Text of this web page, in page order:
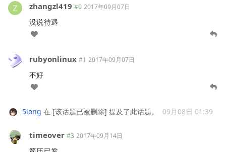
zhangzl419 #0 2017年09月07日
没说待遇
rubyonlinux #1 2017年09月07日
不好
5long 在 [该话题已被删除] 提及了此话题。 09月08日 01:39
timeover #3 2017年09月14日